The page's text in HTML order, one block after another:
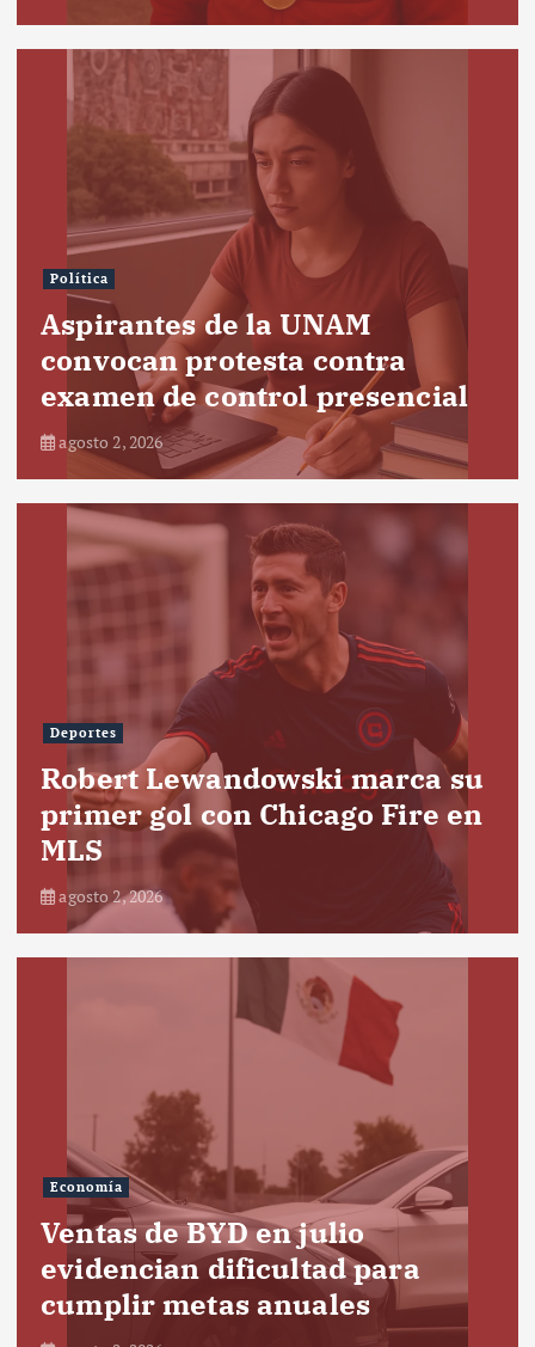
Política
Aspirantes de la UNAM
convocan protesta contra
examen de control presencial
agosto 2, 2026
Deportes
Robert Lewandowski marca su
primer gol con Chicago Fire en
MLS
agosto 2, 2026
Economía
Ventas de BYD en julio
evidencian dificultad para
cumplir metas anuales